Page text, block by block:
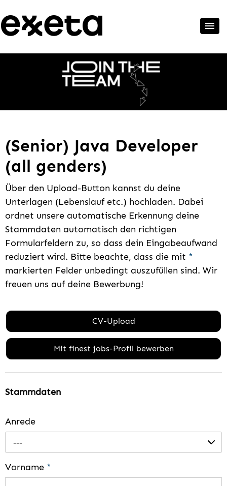
(Senior) Java Developer
(all genders)
Über den Upload-Button kannst du deine
Unterlagen (Lebenslauf etc.) hochladen. Dabei
ordnet unsere automatische Erkennung deine
Stammdaten automatisch den richtigen
Formularfeldern zu, so dass dein Eingabeaufwand
reduziert wird. Bitte beachte, dass die mit *
markierten Felder unbedingt auszufüllen sind. Wir
freuen uns auf deine Bewerbung!
CV-Upload
Mit finest jobs-Profil bewerben
Stammdaten
Anrede
---
Vorname *